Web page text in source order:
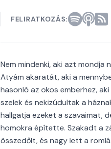
FELIRATKOZÁS:
Nem mindenki, aki azt mondja
Atyám akaratát, aki a
hasonló az okos emberhez,
szelek és nekizúdultak a
hallgatja ezeket a szavaimat,
homokra építette. Szakadt a
összedőlt, és nagy lett a